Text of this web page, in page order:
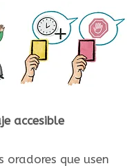
accesible
oradores que usen